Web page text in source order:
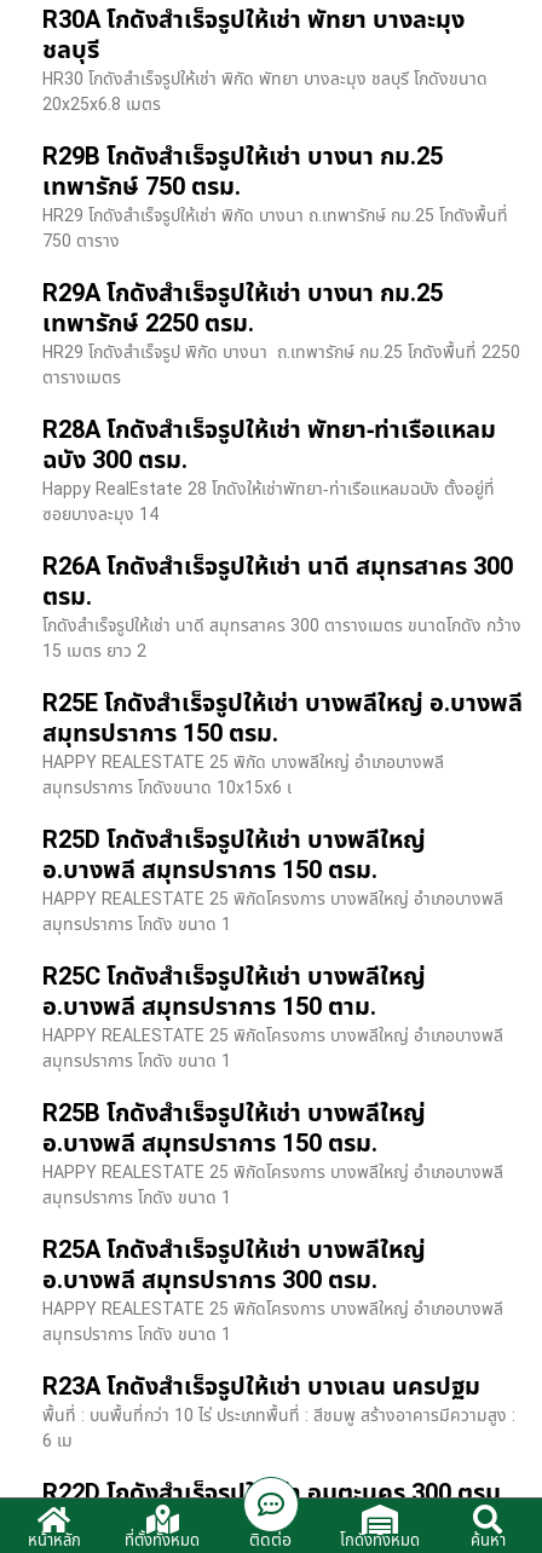
R30A โกดังสำเร็จรูปให้เช่า พัทยา บางละมุง
ชลบุรี
HR30 โกดังสำเร็จรูปให้เช่า พิกัด พัทยา บางละมุง ชลบุรี โกดังขนาด
20x25x6.8 เมตร
R29B โกดังสำเร็จรูปให้เช่า บางนา กม.25
เทพารักษ์ 750 ตรม.
HR29 โกดังสำเร็จรูปให้เช่า พิกัด บางนา​ ถ.เทพารักษ์ กม.25 โกดังพื้นที่
750 ตาราง
R29A โกดังสำเร็จรูปให้เช่า บางนา กม.25
เทพารักษ์ 2250 ตรม.
HR29 โกดังสำเร็จรูป พิกัด บางนา​ ถ.เทพารักษ์ กม.25 โกดังพื้นที่ 2250
ตารางเมตร
R28A โกดังสำเร็จรูปให้เช่า พัทยา-ท่าเรือแหลม
ฉบัง 300 ตรม.
Happy RealEstate 28 โกดังให้เช่าพัทยา-ท่าเรือแหลมฉบัง ตั้งอยู่ที่
ซอยบางละมุง 14
R26A โกดังสำเร็จรูปให้เช่า นาดี สมุทรสาคร 300
ตรม.
โกดังสำเร็จรูปให้เช่า นาดี สมุทรสาคร 300 ตารางเมตร ขนาดโกดัง กว้าง
15 เมตร ยาว 2
R25E โกดังสำเร็จรูปให้เช่า บางพลีใหญ่ อ.บางพลี
สมุทรปราการ 150 ตรม.
HAPPY REALESTATE 25 พิกัด บางพลีใหญ่ อำเภอบางพลี
สมุทรปราการ โกดังขนาด 10x15x6 เ
R25D โกดังสำเร็จรูปให้เช่า บางพลีใหญ่
อ.บางพลี สมุทรปราการ 150 ตรม.
HAPPY REALESTATE 25 พิกัดโครงการ บางพลีใหญ่ อำเภอบางพลี
สมุทรปราการ โกดัง ขนาด 1
R25C โกดังสำเร็จรูปให้เช่า บางพลีใหญ่
อ.บางพลี สมุทรปราการ 150 ตาม.
HAPPY REALESTATE 25 พิกัดโครงการ บางพลีใหญ่ อำเภอบางพลี
สมุทรปราการ โกดัง ขนาด 1
R25B โกดังสำเร็จรูปให้เช่า บางพลีใหญ่
อ.บางพลี สมุทรปราการ 150 ตรม.
HAPPY REALESTATE 25 พิกัดโครงการ บางพลีใหญ่ อำเภอบางพลี
สมุทรปราการ โกดัง ขนาด 1
R25A โกดังสำเร็จรูปให้เช่า บางพลีใหญ่
อ.บางพลี สมุทรปราการ 300 ตรม.
HAPPY REALESTATE 25 พิกัดโครงการ บางพลีใหญ่ อำเภอบางพลี
สมุทรปราการ โกดัง ขนาด 1
R23A โกดังสำเร็จรูปให้เช่า บางเลน นครปฐม
พื้นที่ : บนพื้นที่กว่า 10 ไร่ ประเภทพื้นที่ : สีชมพู สร้างอาคารมีความสูง :
6 เม
R22D โกดังสำเร็จรูปให้เช่า อมตะนคร 300 ตรม.
HR22 โกดังสำเร็จรูปให้เช่า พิกัด ติดนิคมอมตะนคร อ.พานทอง จ.ชลบุรี
รายละเอียดโรงง
หน้าหลัก ที่ตั้งทั้งหมด ติดต่อ โกดังทั้งหมด ค้นหา